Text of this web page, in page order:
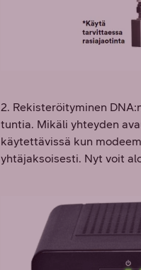
2. Rekisteröityminen
tuntia. Mikäli yhteyden
käytettävissä kun
yhtäjaksoisesti. Nyt voit